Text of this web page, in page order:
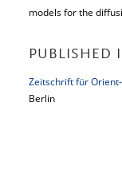
models for the
PUBLISHED
Zeitschrift für
Berlin